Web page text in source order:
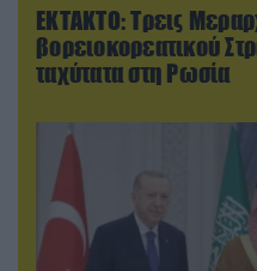
ΕΚΤΑΚΤΟ: Τρεις
βορειοκορεατικού
ταχύτατα στη Ρωσία